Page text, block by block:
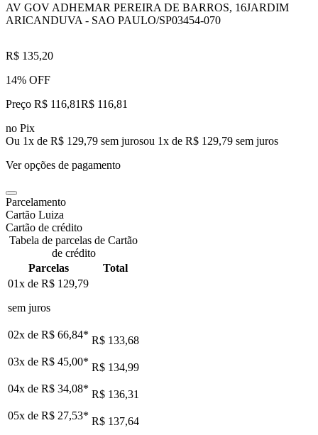
AV GOV ADHEMAR PEREIRA DE BARROS, 16JARDIM
ARICANDUVA - SAO PAULO/SP03454-070
R$ 135,20
14% OFF
Preço R$ 116,81R$ 116,81
no Pix
Ou 1x de R$ 129,79 sem jurosou 1x de R$ 129,79 sem juros
Ver opções de pagamento
Parcelamento
Cartão Luiza
Cartão de crédito
Tabela de parcelas de Cartão
de crédito
Parcelas
Total
01x de R$ 129,79
sem juros
02x de R$ 66,84* R$ 133,68
03x de R$ 45,00* R$ 134,99
04x de R$ 34,08* R$ 136,31
05x de R$ 27,53* R$ 137,64